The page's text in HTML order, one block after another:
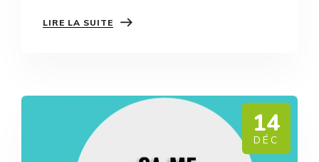
LIRE LA SUITE
14
DÉC